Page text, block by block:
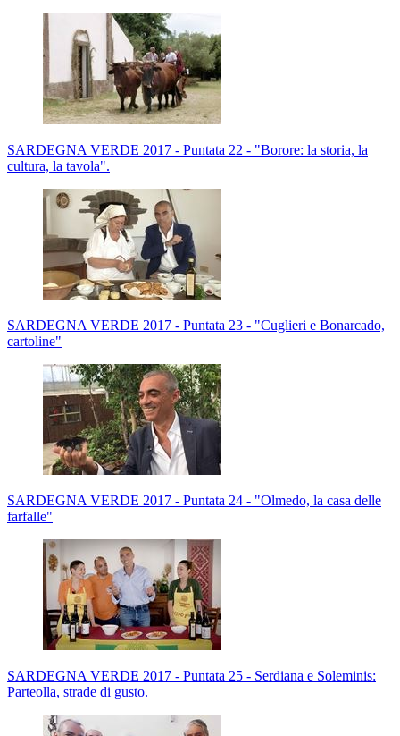
SARDEGNA VERDE 2017 - Puntata 22 - "Borore: la storia, la
cultura, la tavola".
SARDEGNA VERDE 2017 - Puntata 23 - "Cuglieri e Bonarcado,
cartoline"
SARDEGNA VERDE 2017 - Puntata 24 - "Olmedo, la casa delle
farfalle"
SARDEGNA VERDE 2017 - Puntata 25 - Serdiana e Soleminis:
Parteolla, strade di gusto.